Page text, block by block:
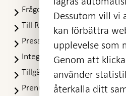
Frågor och svar
Öppnas
i
ny
flik
Till Riksbankens webbarkiv
ny
Presskontakt
Integritetspolicy
Tillgänglighetsredogörelse
Prenumerera på utskick
Dessutom vill vi
kan förbättra
upplevelse som
Genom att
använder
återkalla ditt